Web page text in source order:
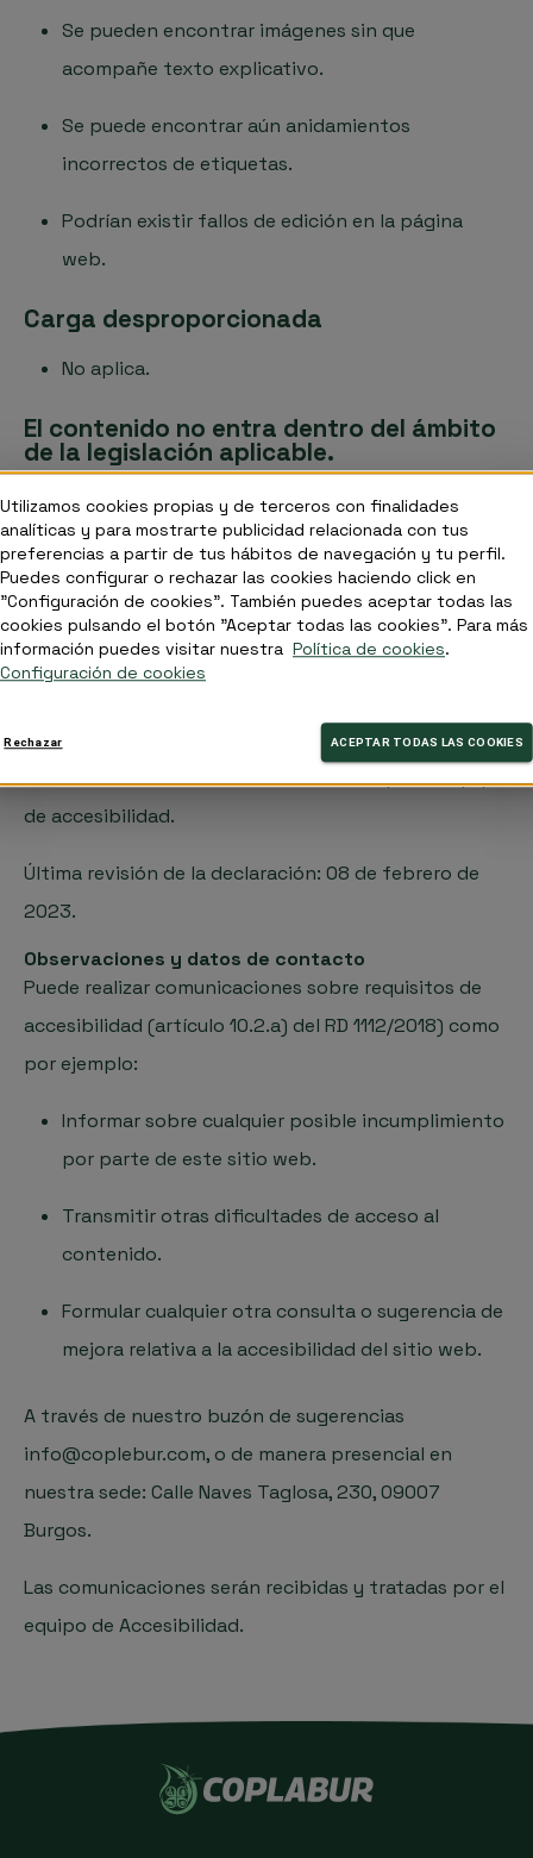
Se pueden encontrar imágenes sin que
acompañe texto explicativo.
Se puede encontrar aún anidamientos
incorrectos de etiquetas.
Podrían existir fallos de edición en la página
web.
Carga desproporcionada
No aplica.
El contenido no entra dentro del ámbito
de la legislación aplicable.
Existen archivos ofimáticos en PDF que no
cumplan en su totalidad todos los requisitos de
accesibilidad.
La presente declaración fue preparada el 08 de
febrero de 2023.
El método empleado para preparar la declaración ha
sido una autoevaluación llevada a cabo por el equipo
de accesibilidad.
Última revisión de la declaración: 08 de febrero de
2023.
Observaciones y datos de contacto
Puede realizar comunicaciones sobre requisitos de
accesibilidad (artículo 10.2.a) del RD 1112/2018) como
por ejemplo:
Informar sobre cualquier posible incumplimiento
por parte de este sitio web.
Transmitir otras dificultades de acceso al
contenido.
Formular cualquier otra consulta o sugerencia de
mejora relativa a la accesibilidad del sitio web.
A través de nuestro buzón de sugerencias
info@coplebur.com, o de manera presencial en
nuestra sede: Calle Naves Taglosa, 230, 09007
Burgos.
Las comunicaciones serán recibidas y tratadas por el
equipo de Accesibilidad.
Utilizamos cookies propias y de terceros con finalidades
analíticas y para mostrarte publicidad relacionada con tus
preferencias a partir de tus hábitos de navegación y tu perfil.
Puedes configurar o rechazar las cookies haciendo click en
"Configuración de cookies". También puedes aceptar todas las
cookies pulsando el botón "Aceptar todas las cookies". Para más
información puedes visitar nuestra Política de cookies.
Configuración de cookies
Rechazar ACEPTAR TODAS LAS COOKIES